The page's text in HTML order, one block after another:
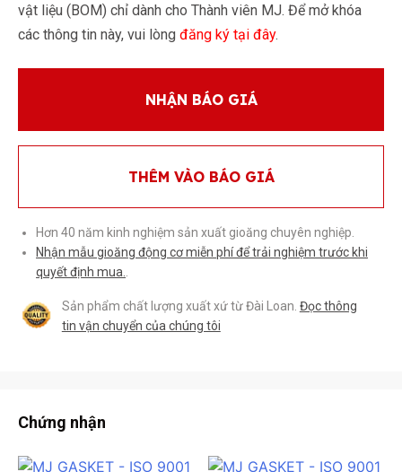
vật liệu (BOM) chỉ dành cho Thành viên MJ. Để mở khóa
các thông tin này, vui lòng đăng ký tại đây.
NHẬN BÁO GIÁ
THÊM VÀO BÁO GIÁ
Hơn 40 năm kinh nghiệm sản xuất gioăng chuyên nghiệp.
Nhận mẫu gioăng động cơ miễn phí để trải nghiệm trước khi
quyết định mua.
Sản phẩm chất lượng xuất xứ từ Đài Loan. Đọc thông
tin vận chuyển của chúng tôi
Chứng nhận